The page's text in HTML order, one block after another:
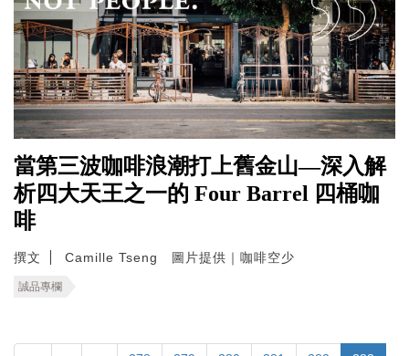
當第三波咖啡浪潮打上舊金山—深入解
析四大天王之一的 Four Barrel 四桶咖
啡
撰文 Camille Tseng 圖片提供｜咖啡空少
誠品專欄